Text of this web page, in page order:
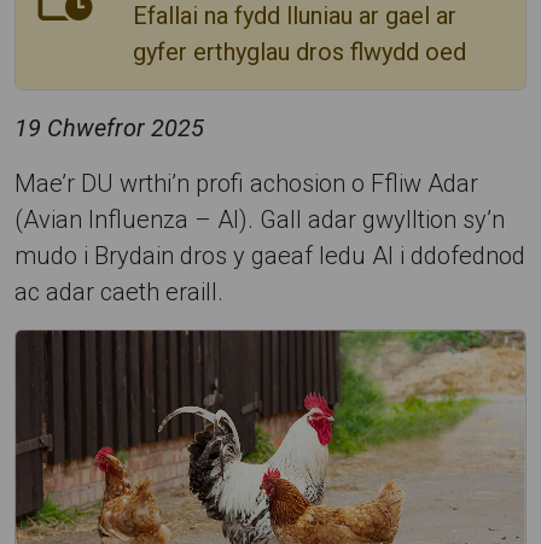
Efallai na fydd lluniau ar gael ar
gyfer erthyglau dros flwydd oed
19 Chwefror 2025
Mae’r DU wrthi’n profi achosion o Ffliw Adar
(Avian Influenza – AI). Gall adar gwylltion sy’n
mudo i Brydain dros y gaeaf ledu AI i ddofednod
ac adar caeth eraill.